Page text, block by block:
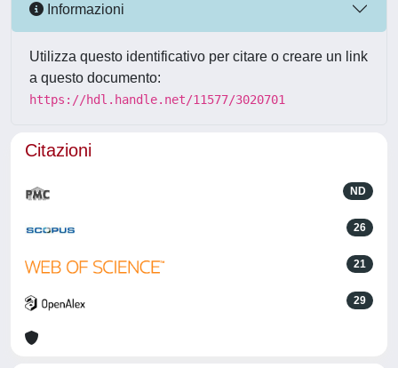
Informazioni
Utilizza questo identificativo per citare o creare un link
a questo documento:
https://hdl.handle.net/11577/3020701
Citazioni
ND
26
21
29